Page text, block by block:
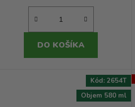
DO KOŠÍKA
Objem 580 ml
Kód: 2654T